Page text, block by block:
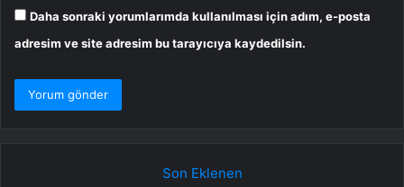
Daha sonraki yorumlarımda kullanılması için adım, e-posta
adresim ve site adresim bu tarayıcıya kaydedilsin.
Son Eklenen